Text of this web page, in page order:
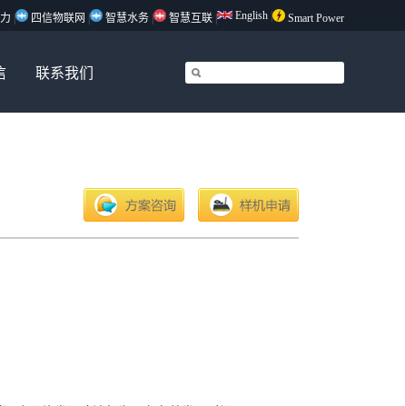
Smart Power
English
智慧互联
智慧水务
四信物联网
联系我们